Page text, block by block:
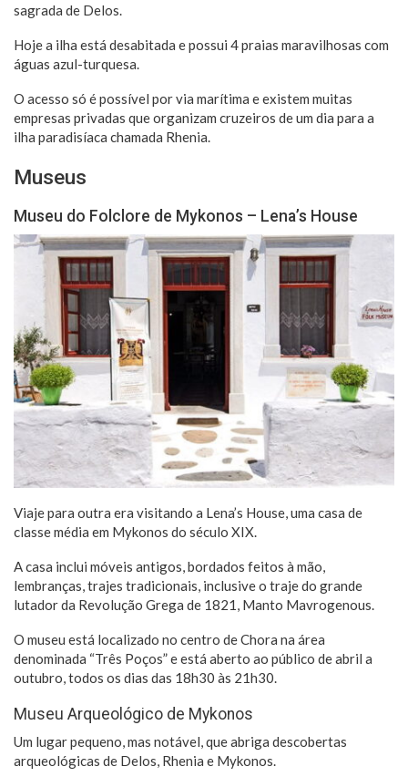
sagrada de Delos.
Hoje a ilha está desabitada e possui 4 praias maravilhosas com
águas azul-turquesa.
O acesso só é possível por via marítima e existem muitas
empresas privadas que organizam cruzeiros de um dia para a
ilha paradisíaca chamada Rhenia.
Museus
Museu do Folclore de Mykonos – Lena’s House
Viaje para outra era visitando a Lena’s House, uma casa de
classe média em Mykonos do século XIX.
A casa inclui móveis antigos, bordados feitos à mão,
lembranças, trajes tradicionais, inclusive o traje do grande
lutador da Revolução Grega de 1821, Manto Mavrogenous.
O museu está localizado no centro de Chora na área
denominada “Três Poços” e está aberto ao público de abril a
outubro, todos os dias das 18h30 às 21h30.
Museu Arqueológico de Mykonos
Um lugar pequeno, mas notável, que abriga descobertas
arqueológicas de Delos, Rhenia e Mykonos.